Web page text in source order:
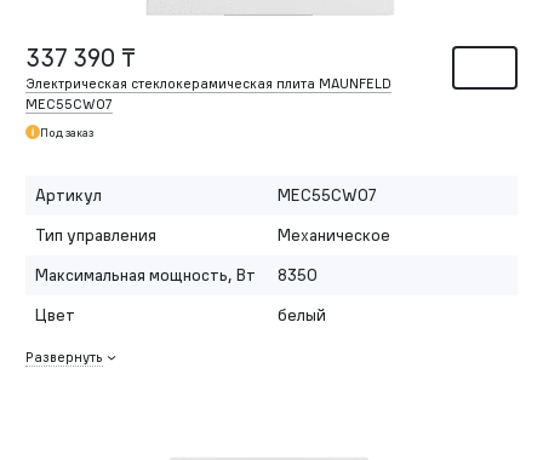
337 390 ₸
Электрическая стеклокерамическая плита MAUNFELD
MEC55CW07
Под заказ
Артикул
MEC55CW07
Тип управления
Механическое
Максимальная мощность, Вт
8350
Цвет
белый
Развернуть